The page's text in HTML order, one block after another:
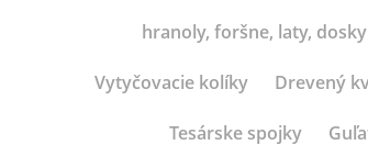
hranoly, foršne, laty, dosky
Vytyčovacie kolíky Drevený
Tesárske spojky